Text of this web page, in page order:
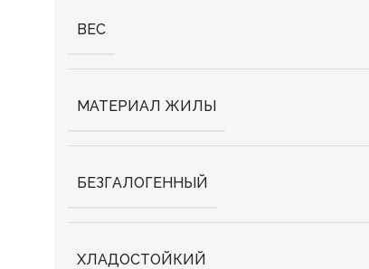
ВЕС
МАТЕРИАЛ ЖИЛЫ
БЕЗГАЛОГЕННЫЙ
ХЛАДОСТОЙКИЙ